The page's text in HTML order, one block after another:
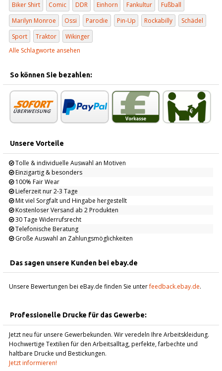
Biker Shirt Comic DDR Einhorn Fankultur
Fußball
Marilyn Monroe
Ossi Parodie Pin-Up Rockabilly
Schädel
Sport
Traktor
Wikinger
Alle Schlagworte ansehen
So können Sie bezahlen:
Unsere Vorteile
Tolle & individuelle Auswahl an Motiven
Einzigartig & besonders
100% Fair Wear
Lieferzeit nur 2-3 Tage
Mit viel Sorgfalt und Hingabe hergestellt
Kostenloser Versand ab 2 Produkten
30 Tage Widerrufsrecht
Telefonische Beratung
Große Auswahl an Zahlungsmöglichkeiten
Das sagen unsere Kunden bei ebay.de
Unsere Bewertungen bei eBay.de finden Sie unterfeedback.ebay.de.
Professionelle Drucke für das Gewerbe:
Jetzt neu für unsere Gewerbekunden. Wir veredeln Ihre Arbeitskleidung.
Hochwertige Textilien für den Arbeitsalltag, perfekte, farbechte und
haltbare Drucke und Bestickungen.
Jetzt informieren!